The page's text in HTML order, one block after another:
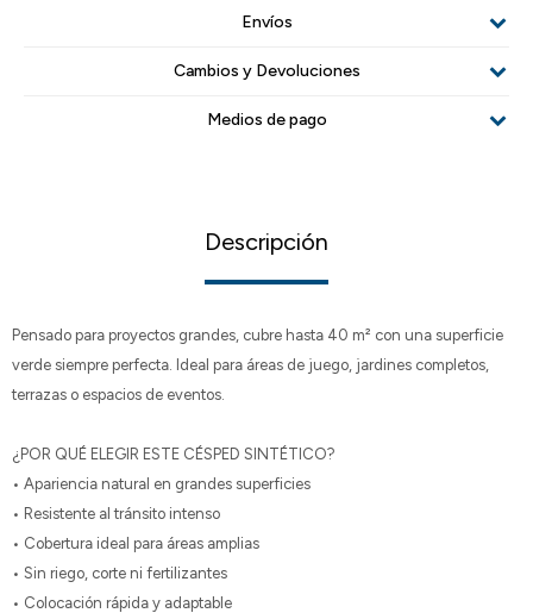
Envíos
Cambios y Devoluciones
Medios de pago
Descripción
Pensado para proyectos grandes, cubre hasta 40 m² con una superficie
verde siempre perfecta. Ideal para áreas de juego, jardines completos,
terrazas o espacios de eventos.
¿POR QUÉ ELEGIR ESTE CÉSPED SINTÉTICO?
• Apariencia natural en grandes superficies
• Resistente al tránsito intenso
• Cobertura ideal para áreas amplias
• Sin riego, corte ni fertilizantes
• Colocación rápida y adaptable